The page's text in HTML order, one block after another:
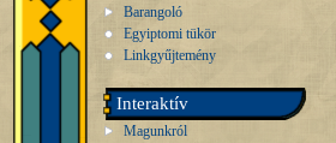
Barangoló
Egyiptomi tükör
Linkgyűjtemény
Interaktív
Magunkról